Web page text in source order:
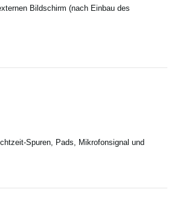
Bildschirm (nach Einbau des
Spuren, Pads, Mikrofonsignal und